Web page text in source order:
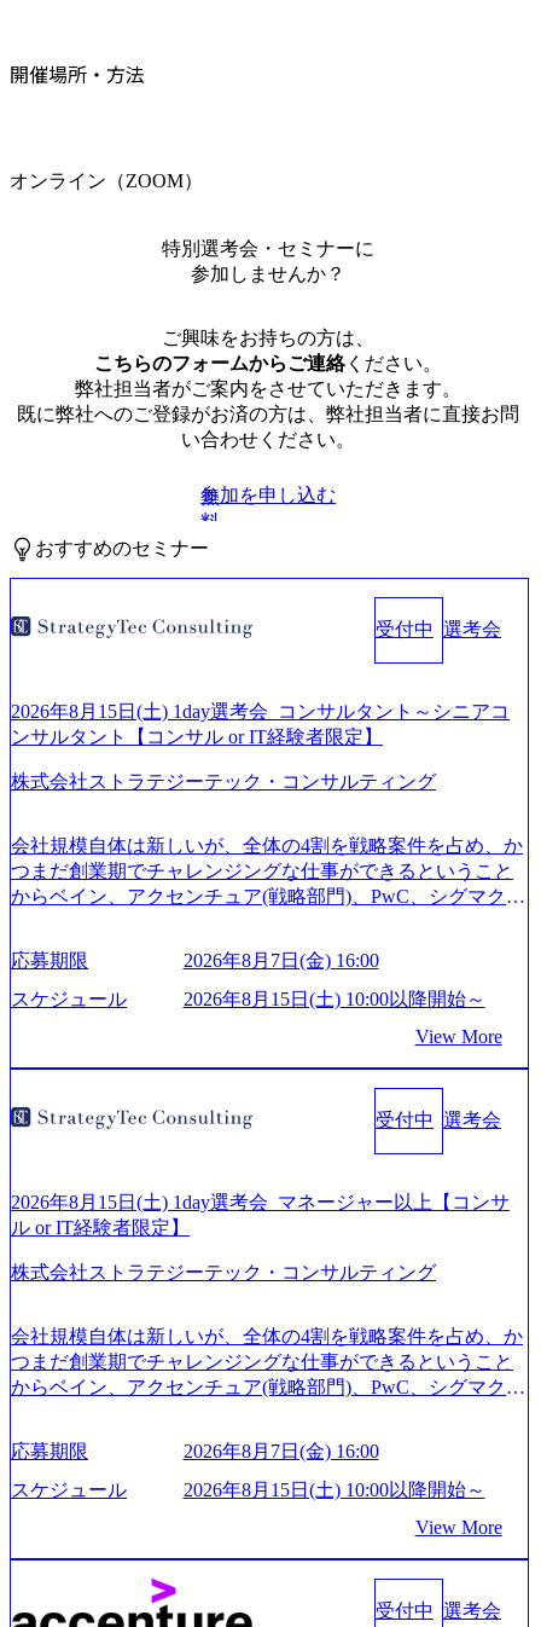
開催場所・方法
オンライン（ZOOM）
特別選考会・セミナーに
参加しませんか？
ご興味をお持ちの方は、
こちらのフォームからご連絡ください。
弊社担当者がご案内をさせていただきます。
既に弊社へのご登録がお済の方は、弊社担当者に直接お問
い合わせください。
無
料
参加を申し込む
おすすめのセミナー
受付中 選考会
2026年8月15日(土) 1day選考会_コンサルタント～シニアコ
ンサルタント【コンサル or IT経験者限定】
株式会社ストラテジーテック・コンサルティング
会社規模自体は新しいが、全体の4割を戦略案件を占め、か
つまだ創業期でチャレンジングな仕事ができるということ
からベイン、アクセンチュア(戦略部門)、PwC、シグマクシ
が続々ジョインするピュアな戦略を伸ばす新興ファーム。
事業会社機能へ携われる可能性※SaaSプロダクト、地方創
生、メディアなど リモート比率99%、福岡や北海道在中者
業、通信業界に強みがあり、ヘルスケアな業界は広げてい
く予定 インセンティブ支給という他社にはない制度 ワンプ
始～ 2026年8月7日(金) 16:00 ※枠が限られておりますので、
ご応募いただいてもご対応できない可能性がございます ※
だいたご応募者様については、1dayではなく通常選考での
ご案内とさせていただきます ● 面接(1次・最終を一度の面
についてご連絡させていただきます。 ● 一日で最終面接ま
合、後日面接や面談のお時間をいただく場合がございます
● 面接、条件面談それぞれ最大1時間を想定しております ・
実施前日までに日程およびURLを共有させていただきます
・面接および条件面談ともに、どの時間開始となってもご
ますと幸いです ※1day選考会のご参加希望の方は、事前に
GAB試験を受検いただきます(受験期限は1day選考会実施日
の3日前まで)。 ※ただし、30代以上のコンサルファーム経
験3年以上の方はGAB受検免除、書類選考のみ。 書類選考
通過後に、GAB試験に合格している方へ1day選考会当日の
ご案内をさせていただきます。 急速なグローバル化により
既存事業では成長戦略を描く事が困難になった大手企業を
応募期限
2026年8月7日(金) 16:00
スケジュール
2026年8月15日(土) 10:00以降開始～
View More
受付中 選考会
2026年8月15日(土) 1day選考会_マネージャー以上【コンサ
ル or IT経験者限定】
株式会社ストラテジーテック・コンサルティング
会社規模自体は新しいが、全体の4割を戦略案件を占め、か
つまだ創業期でチャレンジングな仕事ができるということ
からベイン、アクセンチュア(戦略部門)、PwC、シグマクシ
が続々ジョインするピュアな戦略を伸ばす新興ファーム。
事業会社機能へ携われる可能性※SaaSプロダクト、地方創
生、メディアなど リモート比率99%、福岡や北海道在中者
業、通信業界に強みがあり、ヘルスケアな業界は広げてい
く予定 インセンティブ支給という他社にはない制度 ワンプ
ール制を敷く、柔軟な組織 2026年8月15日(土) 10:00以降開
始～ 2026年8月7日(金) 16:00 ※枠が限られておりますので、
応募期限
2026年8月7日(金) 16:00
スケジュール
2026年8月15日(土) 10:00以降開始～
View More
受付中 選考会